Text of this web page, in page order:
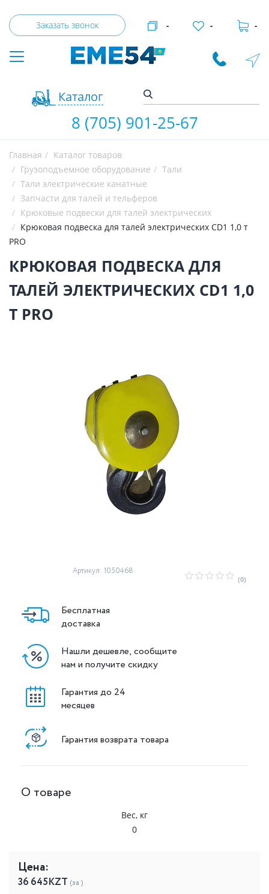
Заказать звонок
Каталог
- - -
8 (705) 901-25-67
Главная
Каталог товаров
Грузоподъемное оборудование
Тали
Тали электрические канатные
Запчасти для талей и тельферов
Крюковые подвески для талей электрических
Крюковая подвеска для талей электрических CD1 1,0 т
PRO
КРЮКОВАЯ ПОДВЕСКА ДЛЯ
ТАЛЕЙ ЭЛЕКТРИЧЕСКИХ CD1 1,0
Т PRO
Артикул: 1050468
(0)
Бесплатная
доставка
Нашли дешевле, сообщите
нам и получите скидку
Гарантия до 24
месяцев
Гарантия возврата товара
О товаре
Вес, кг
0
Цена:
36 645KZT (за )